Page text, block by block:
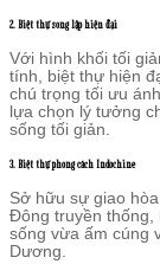
2. Biệt thự song lập hiện đại
Với hình khối tối
tính, biệt thự hiện
chú trọng tối ưu
lựa chọn lý tưởng
sống tối giản.
3. Biệt thự phong cách Indochine
Sở hữu sự giao
Đông truyền thống,
sống vừa ấm cúng
Dương.